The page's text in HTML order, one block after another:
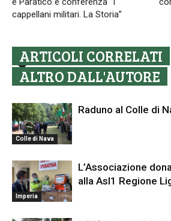
cappellani militari. La Storia”
ARTICOLI CORRELATI
ALTRO DALL'AUTORE
Colle di Nava
Raduno al Colle di
Imperia
L’Associazione
alla Asl1 Regione